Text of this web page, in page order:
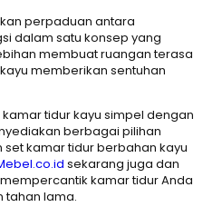
perpaduan antara
dalam satu konsep yang
membuat ruangan terasa
memberikan sentuhan
tidur kayu simpel dengan
berbagai pilihan
kamar tidur berbahan kayu
sekarang juga dan
kamar tidur Anda
tahan lama.